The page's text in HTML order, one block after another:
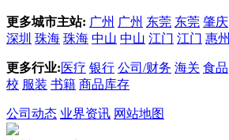
更多城市主站: 广州 广州 东莞 东莞 肇庆
深圳 珠海 珠海 中山 中山 江门 江门 惠州
更多行业:医疗 银行 公司/财务 海关 食品
校 服装 书籍 商品库存
公司动态 业界资讯 网站地图